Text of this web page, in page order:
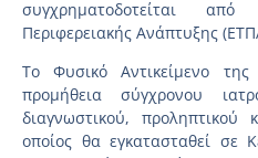
συγχρηματοδοτείται
Περιφερειακής Ανάπτυξης
Το Φυσικό Αντικείμενο
προμήθεια σύγχρονου
διαγνωστικού,
οποίος θα εγκατασταθεί σε